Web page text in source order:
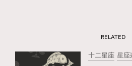
RELATED
十二星座 星座